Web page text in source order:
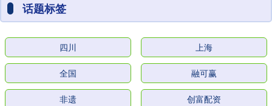
话题标签
四川 上海
全国 融可赢
非遗 创富配资